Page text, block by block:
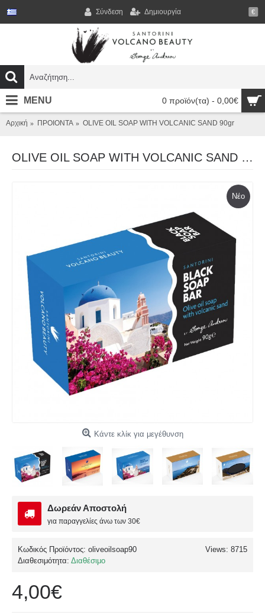
€
Σύνδεση Δημιουργία
0 προϊόν(τα) - 0,00€
MENU
Αρχική ΠΡΟΙΟΝΤΑ OLIVE OIL SOAP WITH VOLCANIC SAND 90gr
OLIVE OIL SOAP WITH VOLCANIC SAND 90gr
Nέο
Κάντε κλίκ για μεγέθυνση
Δωρεάν Αποστολή
για παραγγελίες άνω των 30€
Views: 8715
Κωδικός Προϊόντος: oliveoilsoap90
Διαθεσιμότητα: Διαθέσιμο
4,00€